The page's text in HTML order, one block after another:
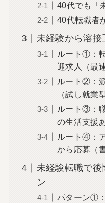
40代でも「
40代転職者
未経験から溶接
ルート①：
迎求人（最
ルート②：
（試し就業
ルート③：
の生活支援
ルート④：
から応募（
未経験転職で
ン
パターン①